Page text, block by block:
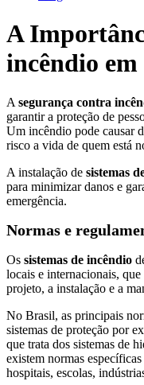
A
incêndio
A segurança contra
garantir a proteção de
Um incêndio pode causar
risco a vida de quem está
A instalação de sistemas
para minimizar danos e
emergência.
Normas e
Os sistemas de incêndio
locais e internacionais,
projeto, a instalação e a
No Brasil, as principais
sistemas de proteção por
que trata dos sistemas de
existem normas
hospitais, escolas,